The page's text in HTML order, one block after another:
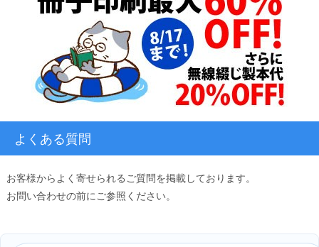
よくある質問
お客様からよく寄せられるご質問を掲載しております。
お問い合わせの前にご参照ください。